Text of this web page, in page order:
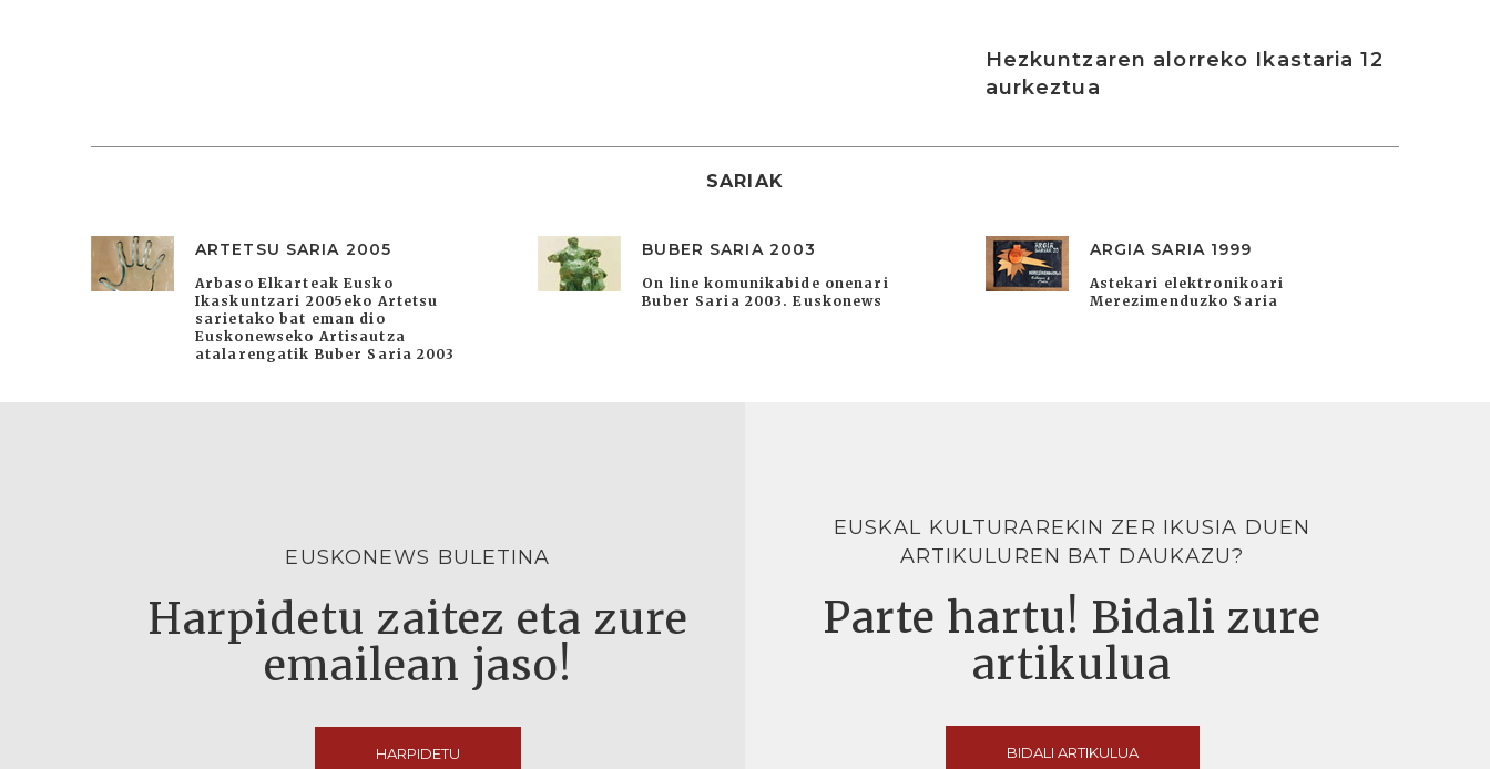
Hezkuntzaren alorreko Ikastaria 12
aurkeztua
SARIAK
ARTETSU SARIA 2005
Arbaso Elkarteak Eusko
Ikaskuntzari 2005eko Artetsu
sarietako bat eman dio
Euskonewseko Artisautza
atalarengatik Buber Saria 2003
BUBER SARIA 2003
On line komunikabide onenari
Buber Saria 2003. Euskonews
ARGIA SARIA 1999
Astekari elektronikoari
Merezimenduzko Saria
EUSKONEWS BULETINA
Harpidetu zaitez eta zure
emailean jaso!
HARPIDETU
EUSKAL KULTURAREKIN ZER IKUSIA DUEN
ARTIKULUREN BAT DAUKAZU?
Parte hartu! Bidali zure
artikulua
BIDALI ARTIKULUA